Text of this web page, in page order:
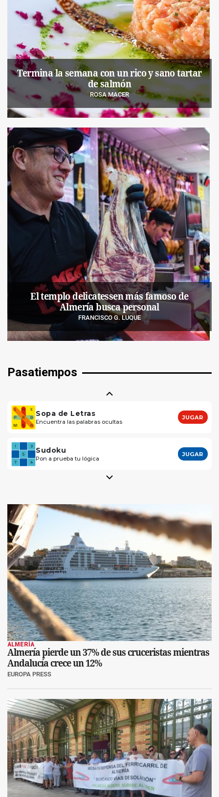
Termina la semana con un rico y sano tartar
de salmón
ROSA MACER
El templo delicatessen más famoso de
Almería busca personal
FRANCISCO G. LUQUE
Pasatiempos
ALMERÍA
Almería pierde un 37% de sus cruceristas mientras
Andalucía crece un 12%
EUROPA PRESS